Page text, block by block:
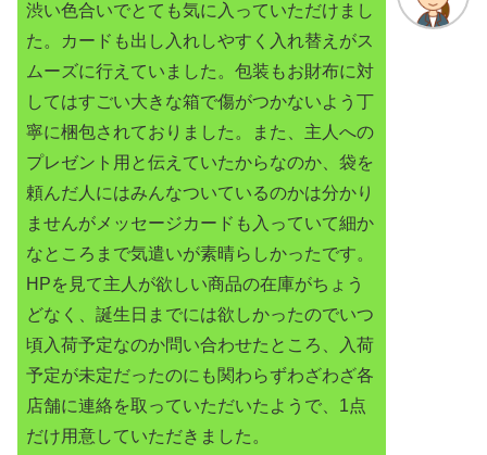
渋い色合いでとても気に入っていただけまし
た。カードも出し入れしやすく入れ替えがス
ムーズに行えていました。包装もお財布に対
してはすごい大きな箱で傷がつかないよう丁
寧に梱包されておりました。また、主人への
プレゼント用と伝えていたからなのか、袋を
頼んだ人にはみんなついているのかは分かり
ませんがメッセージカードも入っていて細か
なところまで気遣いが素晴らしかったです。
HPを見て主人が欲しい商品の在庫がちょう
どなく、誕生日までには欲しかったのでいつ
頃入荷予定なのか問い合わせたところ、入荷
予定が未定だったのにも関わらずわざわざ各
店舗に連絡を取っていただいたようで、1点
だけ用意していただきました。